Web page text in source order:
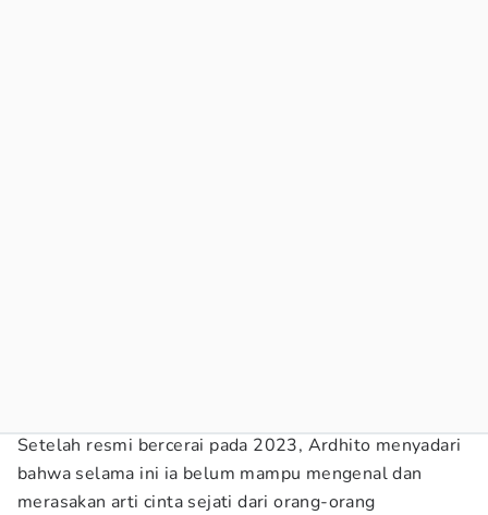
Setelah resmi bercerai pada 2023, Ardhito menyadari
bahwa selama ini ia belum mampu mengenal dan
merasakan arti cinta sejati dari orang-orang